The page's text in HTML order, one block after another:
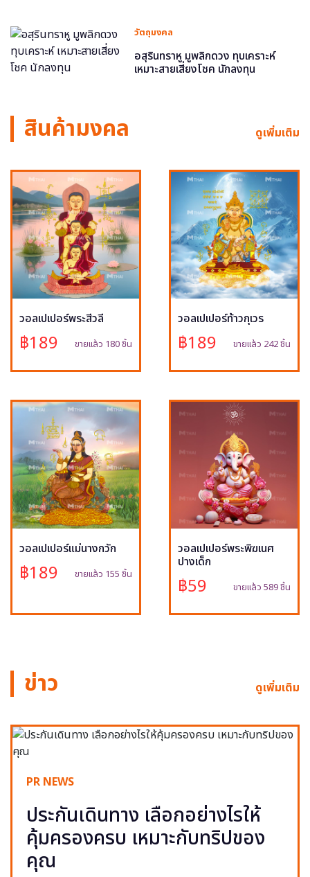
วัตถุมงคล
อสุรินทราหู มูพลิกดวง ทุบเคราะห์
เหมาะสายเสี่ยงโชค นักลงทุน
สินค้ามงคล ดูเพิ่มเติม
วอลเปเปอร์พระสีวลี
฿189 ขายแล้ว 180 ชิ้น
วอลเปเปอร์ท้าวกุเวร
฿189 ขายแล้ว 242 ชิ้น
วอลเปเปอร์แม่นางกวัก
฿189 ขายแล้ว 155 ชิ้น
วอลเปเปอร์พระพิฆเนศ
ปางเด็ก
฿59 ขายแล้ว 589 ชิ้น
ข่าว ดูเพิ่มเติม
PR NEWS
ประกันเดินทาง เลือกอย่างไรให้
คุ้มครองครบ เหมาะกับทริปของ
คุณ